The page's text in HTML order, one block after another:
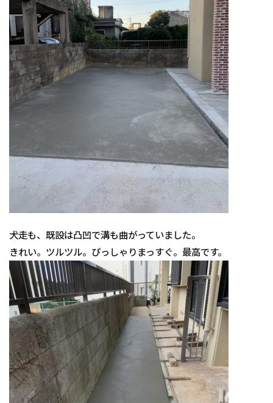
犬走も、既設は凸凹で溝も曲がっていました。
きれい。ツルツル。ぴっしゃりまっすぐ。最高です。